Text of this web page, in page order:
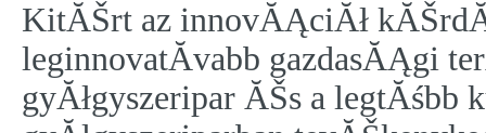
KitĂŠrt az innovĂĄciĂł
leginnovatĂ­vabb gazdasĂĄgi
gyĂłgyszeripar ĂŠs a legtĂśbb